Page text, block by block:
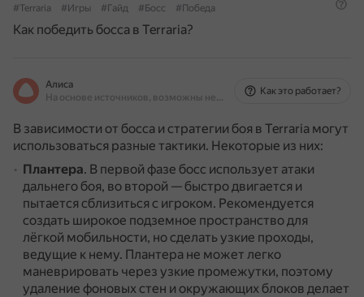
#Terraria
#Игры #Гайд #Босс #Победа
Как победить босса в Terraria?
Алиса
На основе источников, возможны неточности
Как это работает?
В зависимости от босса и стратегии боя в Terraria могут
использоваться разные тактики. Некоторые из них:
Плантера. В первой фазе босс использует атаки
дальнего боя, во второй — быстро двигается и
пытается сблизиться с игроком. Рекомендуется
создать широкое подземное пространство для
лёгкой мобильности, но сделать узкие проходы,
ведущие к нему. Плантера не может легко
маневрировать через узкие промежутки, поэтому
удаление фоновых стен и окружающих блоков делает